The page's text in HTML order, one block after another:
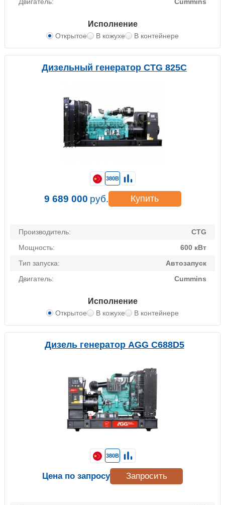
Исполнение
Открытое В кожухе В контейнере
Дизельный генератор CTG 825C
Производитель:
CTG
Мощность:
600 кВт
Тип запуска:
Автозапуск
Двигатель:
Cummins
Исполнение
Открытое В кожухе В контейнере
380В
9 689 000 руб. Купить
Дизель генератор AGG C688D5
380В
Цена по запросу Запросить